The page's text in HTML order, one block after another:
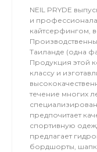
NEIL PRYDE
и
кайтсерфингом,
Таиланде (одна
Продукция этой
классу и
течение многих
предпочитает
спортивную
предлагает
бордшорты,